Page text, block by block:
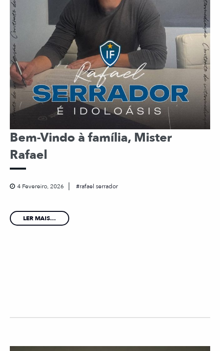
Bem-Vindo à família, Mister
Rafael
4 Fevereiro, 2026 rafael serrador
LER MAIS...